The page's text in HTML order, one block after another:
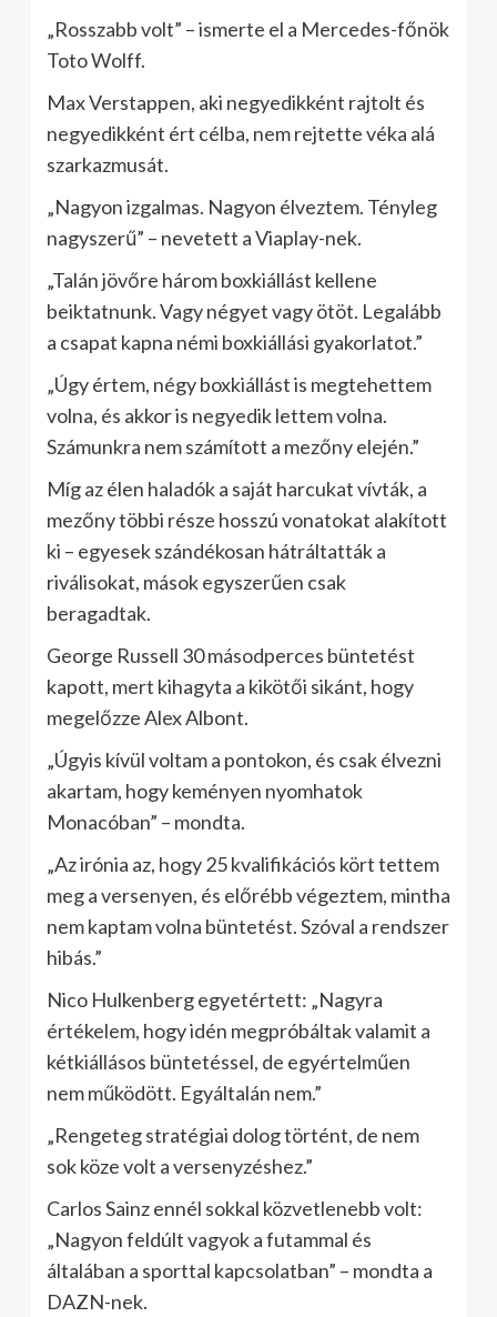
„Rosszabb volt” – ismerte el a Mercedes-főnök
Toto Wolff.
Max Verstappen, aki negyedikként rajtolt és
negyedikként ért célba, nem rejtette véka alá
szarkazmusát.
„Nagyon izgalmas. Nagyon élveztem. Tényleg
nagyszerű” – nevetett a Viaplay-nek.
„Talán jövőre három boxkiállást kellene
beiktatnunk. Vagy négyet vagy ötöt. Legalább
a csapat kapna némi boxkiállási gyakorlatot.”
„Úgy értem, négy boxkiállást is megtehettem
volna, és akkor is negyedik lettem volna.
Számunkra nem számított a mezőny elején.”
Míg az élen haladók a saját harcukat vívták, a
mezőny többi része hosszú vonatokat alakított
ki – egyesek szándékosan hátráltatták a
riválisokat, mások egyszerűen csak
beragadtak.
George Russell 30 másodperces büntetést
kapott, mert kihagyta a kikötői sikánt, hogy
megelőzze Alex Albont.
„Úgyis kívül voltam a pontokon, és csak élvezni
akartam, hogy keményen nyomhatok
Monacóban” – mondta.
„Az irónia az, hogy 25 kvalifikációs kört tettem
meg a versenyen, és előrébb végeztem, mintha
nem kaptam volna büntetést. Szóval a rendszer
hibás.”
Nico Hulkenberg egyetértett: „Nagyra
értékelem, hogy idén megpróbáltak valamit a
kétkiállásos büntetéssel, de egyértelműen
nem működött. Egyáltalán nem.”
„Rengeteg stratégiai dolog történt, de nem
sok köze volt a versenyzéshez.”
Carlos Sainz ennél sokkal közvetlenebb volt:
„Nagyon feldúlt vagyok a futammal és
általában a sporttal kapcsolatban” – mondta a
DAZN-nek.